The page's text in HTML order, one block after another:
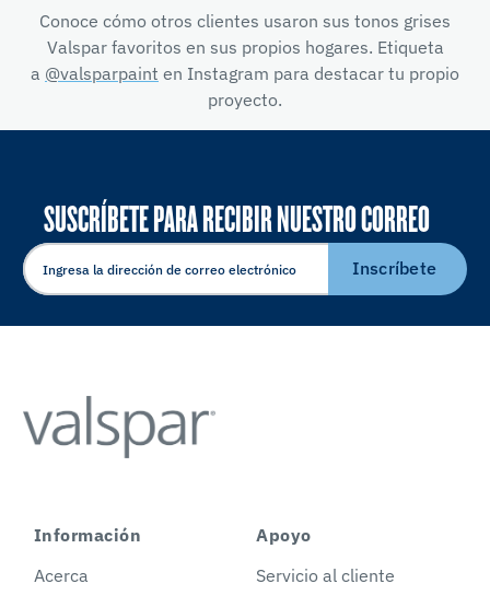
Conoce cómo otros clientes usaron sus tonos grises
Valspar favoritos en sus propios hogares. Etiqueta
a @valsparpaint en Instagram para destacar tu propio
proyecto.
SUSCRÍBETE PARA RECIBIR NUESTRO CORREO
ELECTRÓNICO
Inscríbete
Información
Acerca
Apoyo
Servicio al cliente